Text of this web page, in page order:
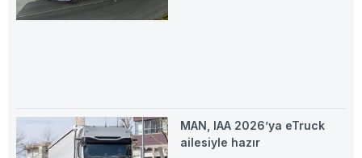
MAN, IAA 2026’ya eTruck
ailesiyle hazır